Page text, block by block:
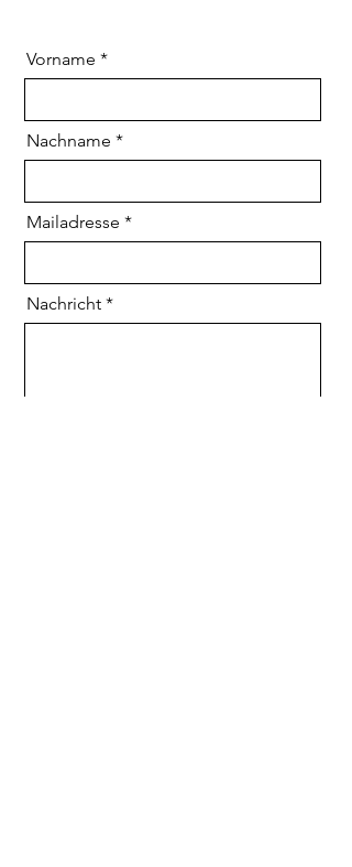
Vorname
Nachname
Mailadresse
Nachricht